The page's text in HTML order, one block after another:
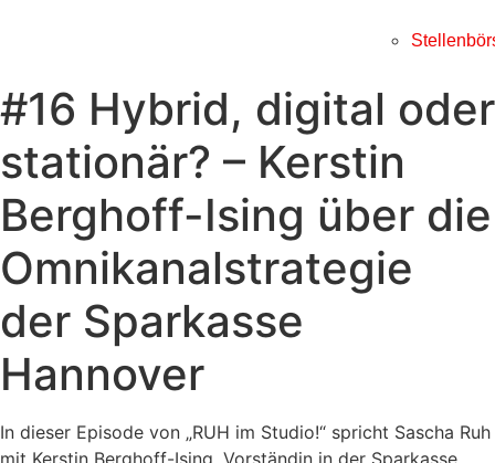
#16 Hybrid, digital oder
stationär? – Kerstin
Berghoff-Ising über die
Omnikanalstrategie
der Sparkasse
Hannover
In dieser Episode von „RUH im Studio!“ spricht Sascha Ruh
mit Kerstin Berghoff-Ising, Vorständin in der Sparkasse